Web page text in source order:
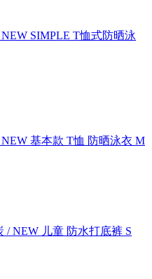
SIMPLE T恤式防晒泳
NEW 基本款 T恤 防晒泳衣 M
/ NEW 儿童 防水打底裤 S